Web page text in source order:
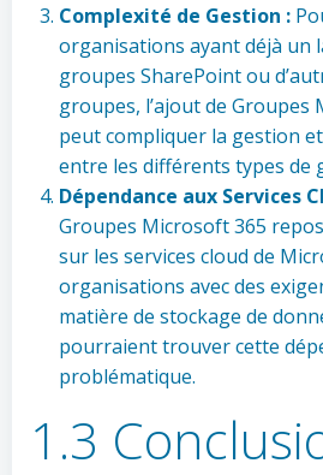
Complexité de Gestion :
organisations ayant déjà un
groupes SharePoint ou
groupes, l’ajout de Groupes
peut compliquer la gestion
entre les différents types de
Dépendance aux Services
Groupes Microsoft 365
sur les services cloud de
organisations avec des
matière de stockage de
pourraient trouver cette
problématique.
1.3